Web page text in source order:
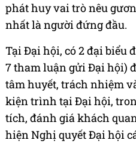
phát huy vai trò nêu
nhất là người đứng đầu.
Tại Đại hội, có 2 đại biểu
7 tham luận gửi Đại hội)
tâm huyết, trách nhiệm
kiện trình tại Đại hội,
tích, đánh giá khách
hiện Nghị quyết Đại hội